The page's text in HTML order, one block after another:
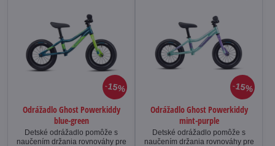
15%
Odrážadlo Ghost Powerkiddy
blue-green
Detské odrážadlo pomôže s
naučením držania rovnováhy pre
15%
Odrážadlo Ghost Powerkiddy
mint-purple
Detské odrážadlo pomôže s
naučením držania rovnováhy pre